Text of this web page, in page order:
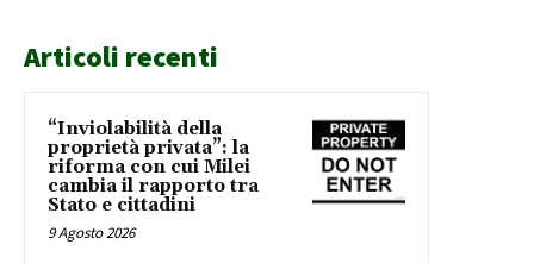
Articoli recenti
“Inviolabilità della
proprietà privata”: la
riforma con cui Milei
cambia il rapporto tra
Stato e cittadini
9 Agosto 2026